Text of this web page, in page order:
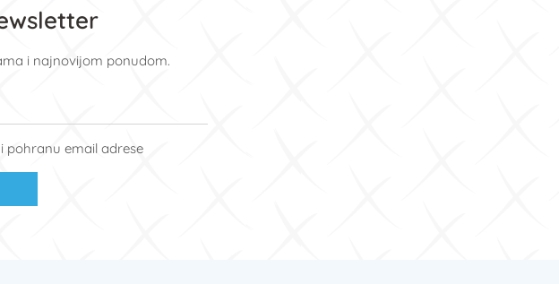
i najnovijom ponudom.
pohranu email adrese